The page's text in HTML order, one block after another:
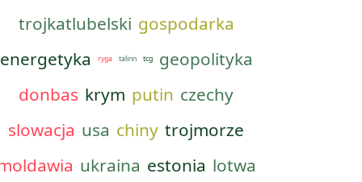
trojkatlubelski gospodarka
energetyka
ryga talinn tcg
geopolityka
donbas krym putin czechy
slowacja usa chiny trojmorze
ukraina estonia lotwa